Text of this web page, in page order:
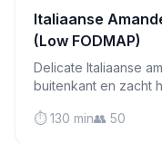
Italiaanse
(Low FODMAP)
Delicate Italiaanse
buitenkant en zacht
⏱️ 130 min👥 50